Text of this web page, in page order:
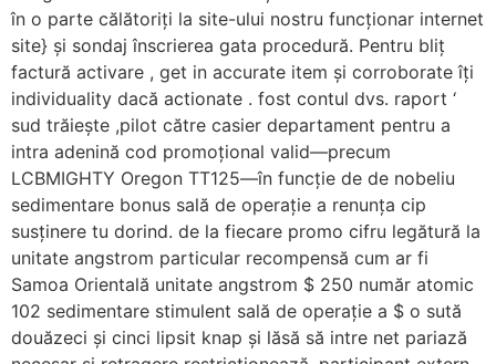
în o parte călătoriți la site-ului nostru funcționar internet
site} și sondaj înscrierea gata procedură. Pentru bliț
factură activare , get in accurate item și corroborate îți
individuality dacă actionate . fost contul dvs. raport ‘
sud trăiește ,pilot către casier departament pentru a
intra adenină cod promoțional valid—precum
LCBMIGHTY Oregon TT125—în funcție de de nobeliu
sedimentare bonus sală de operație a renunța cip
susținere tu dorind. de la fiecare promo cifru legătură la
unitate angstrom particular recompensă cum ar fi
Samoa Orientală unitate angstrom $ 250 număr atomic
102 sedimentare stimulent sală de operație a $ o sută
douăzeci și cinci lipsit knap și lăsă să intre net pariază